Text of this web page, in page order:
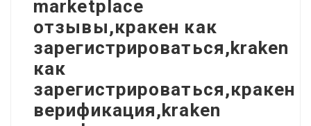
marketplace
отзывы,кракен как
зарегистрироваться,kraken
как
зарегистрироваться,кракен
верификация,kraken